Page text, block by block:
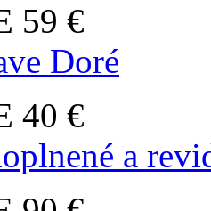
59 €
Doré
40 €
a